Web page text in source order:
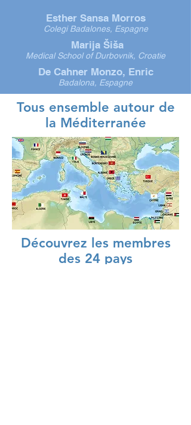
Esther Sansa Morros
Colegi Badalones, Espagne
Marija Šiša
Medical School of Durbovnik, Croatie
De Cahner Monzo, Enric
Badalona, Espagne
Tous ensemble autour de
la Méditerranée
Découvrez les membres
des 24 pays